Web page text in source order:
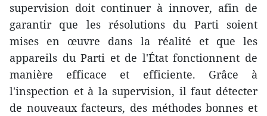
supervision doit continuer à innover, afin de
garantir que les résolutions du Parti soient
mises en œuvre dans la réalité et que les
appareils du Parti et de l'État fonctionnent de
manière efficace et efficiente. Grâce à
l'inspection et à la supervision, il faut détecter
de nouveaux facteurs, des méthodes bonnes et